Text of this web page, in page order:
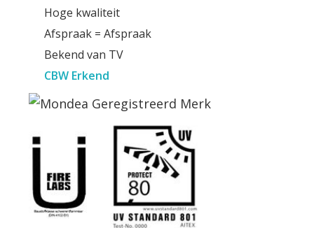
Hoge kwaliteit
Afspraak = Afspraak
Bekend van TV
CBW Erkend